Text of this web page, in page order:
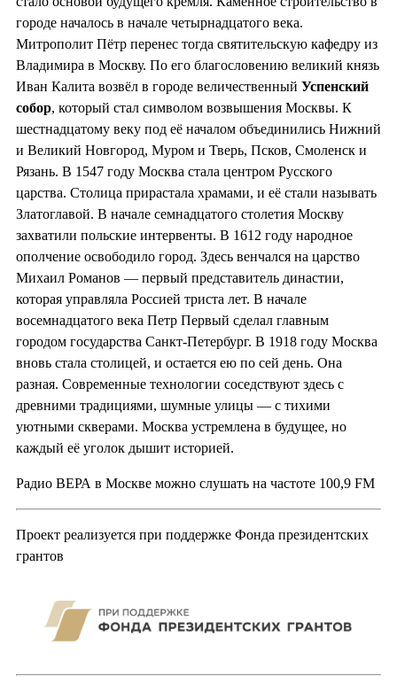
городе началось в начале четырнадцатого века.
Митрополит Пётр перенес тогда святительскую кафедру из
Владимира в Москву. По его благословению великий князь
Иван Калита возвёл в городе величественный Успенский
собор, который стал символом возвышения Москвы. К
шестнадцатому веку под её началом объединились Нижний
и Великий Новгород, Муром и Тверь, Псков, Смоленск и
Рязань. В 1547 году Москва стала центром Русского
царства. Столица прирастала храмами, и её стали называть
Златоглавой. В начале семнадцатого столетия Москву
захватили польские интервенты. В 1612 году народное
ополчение освободило город. Здесь венчался на царство
Михаил Романов — первый представитель династии,
которая управляла Россией триста лет. В начале
восемнадцатого века Петр Первый сделал главным
городом государства Санкт-Петербург. В 1918 году Москва
вновь стала столицей, и остается ею по сей день. Она
разная. Современные технологии соседствуют здесь с
древними традициями, шумные улицы — с тихими
уютными скверами. Москва устремлена в будущее, но
каждый её уголок дышит историей.
Радио ВЕРА в Москве можно слушать на частоте 100,9 FM
Проект реализуется при поддержке Фонда президентских
грантов